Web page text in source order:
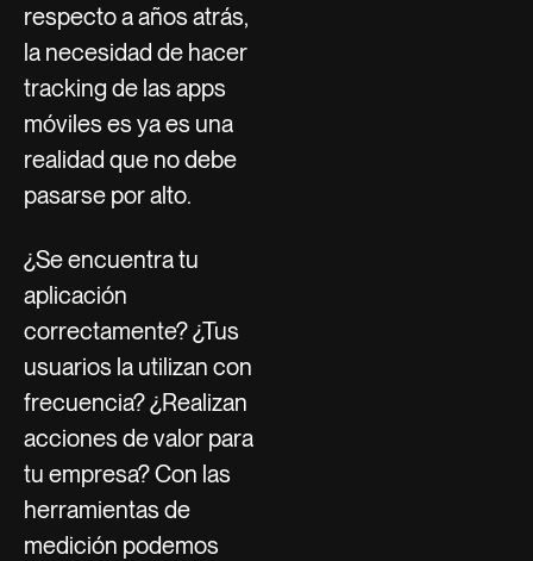
respecto a años atrás,
la necesidad de hacer
tracking de las apps
móviles es ya es una
realidad que no debe
pasarse por alto.
¿Se encuentra tu
aplicación
correctamente? ¿Tus
usuarios la utilizan con
frecuencia? ¿Realizan
acciones de valor para
tu empresa? Con las
herramientas de
medición podemos